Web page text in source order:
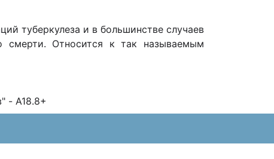
туберкулеза и в большинстве случаев
смерти. Относится к так называемым
- A18.8+